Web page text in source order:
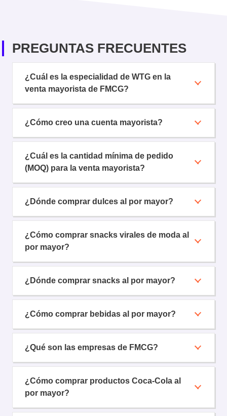
PREGUNTAS FRECUENTES
¿Cuál es la especialidad de WTG en la
venta mayorista de FMCG?
¿Cómo creo una cuenta mayorista?
¿Cuál es la cantidad mínima de pedido
(MOQ) para la venta mayorista?
¿Dónde comprar dulces al por mayor?
¿Cómo comprar snacks virales de moda al
por mayor?
¿Dónde comprar snacks al por mayor?
¿Cómo comprar bebidas al por mayor?
¿Qué son las empresas de FMCG?
¿Cómo comprar productos Coca-Cola al
por mayor?